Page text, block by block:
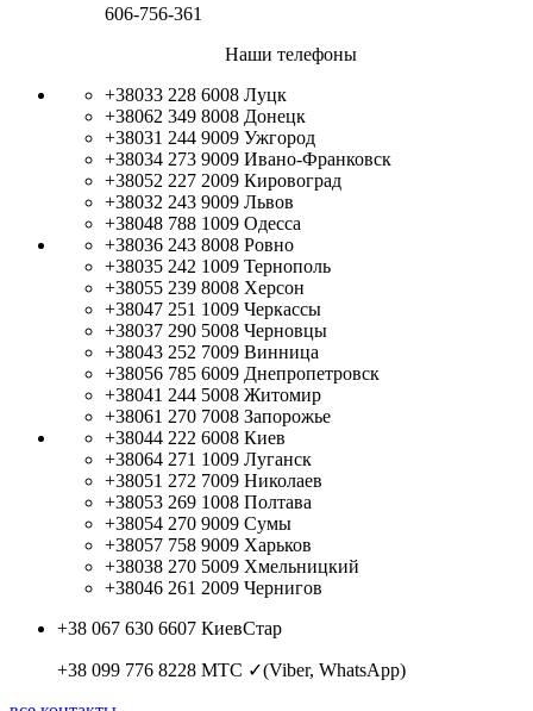
606-756-361
Наши телефоны
+38033 228 6008 Луцк
+38062 349 8008 Донецк
+38031 244 9009 Ужгород
+38034 273 9009 Ивано-Франковск
+38052 227 2009 Кировоград
+38032 243 9009 Львов
+38048 788 1009 Одесса
+38036 243 8008 Ровно
+38035 242 1009 Тернополь
+38055 239 8008 Херсон
+38047 251 1009 Черкассы
+38037 290 5008 Черновцы
+38043 252 7009 Винница
+38056 785 6009 Днепропетровск
+38041 244 5008 Житомир
+38061 270 7008 Запорожье
+38044 222 6008 Киев
+38064 271 1009 Луганск
+38051 272 7009 Николаев
+38053 269 1008 Полтава
+38054 270 9009 Сумы
+38057 758 9009 Харьков
+38038 270 5009 Хмельницкий
+38046 261 2009 Чернигов
+38 067 630 6607 КиевСтар
+38 099 776 8228 МТС ✓(Viber, WhatsApp)